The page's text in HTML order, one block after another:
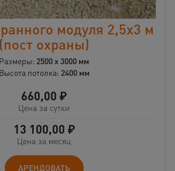
модуля 2,5х3 м
(пост охраны)
Размеры: 2500 х 3000 мм
Высота потолка: 2400 мм
660,00 ₽
Цена за сутки
13 100,00 ₽
Цена за месяц
АРЕНДОВАТЬ